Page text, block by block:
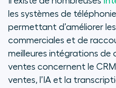
les systèmes de
permettant d’améliorer
commerciales et de
meilleures intégrations de
ventes concernent le
ventes, l’IA et la